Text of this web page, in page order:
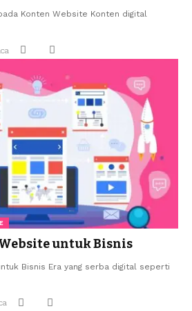
Konten Website Konten digital
untuk Bisnis
Bisnis Era yang serba digital seperti